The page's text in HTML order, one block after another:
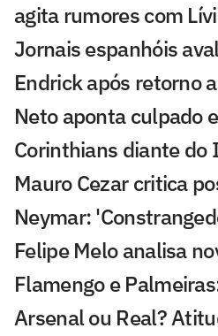
agita rumores com
Jornais espanhóis
Endrick após retorno
Neto aponta culpado
Corinthians diante do
Mauro Cezar critica
Neymar:
Felipe Melo analisa
Flamengo e
Arsenal ou Real?